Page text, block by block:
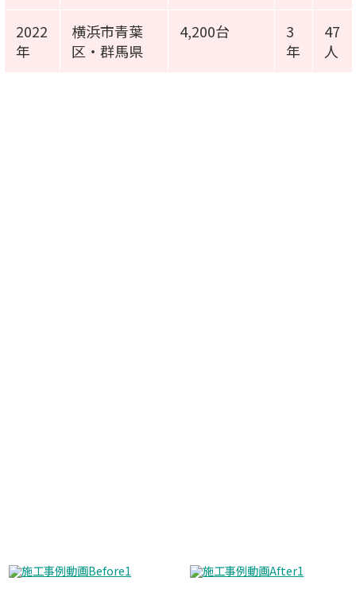
2022
年
横浜市青葉
区・群馬県
4,200台
3
年
47
人